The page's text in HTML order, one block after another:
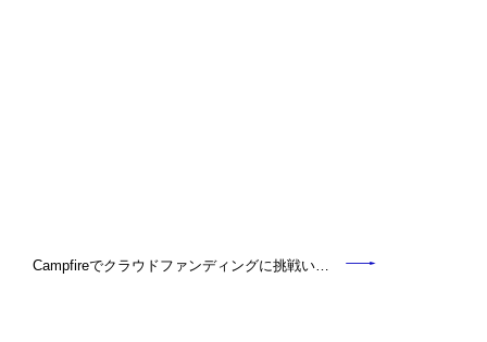
Campfireでクラウドファンディングに挑戦い…